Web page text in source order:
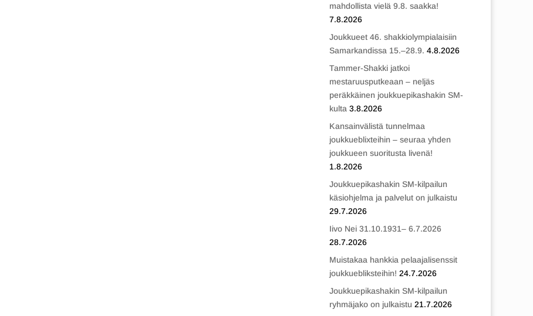
mahdollista vielä 9.8. saakka!
7.8.2026
Joukkueet 46. shakkiolympialaisiin
Samarkandissa 15.–28.9. 4.8.2026
Tammer-Shakki jatkoi
mestaruusputkeaan – neljäs
peräkkäinen joukkuepikashakin SM-
kulta 3.8.2026
Kansainvälistä tunnelmaa
joukkueblixteihin – seuraa yhden
joukkueen suoritusta livenä!
1.8.2026
Joukkuepikashakin SM-kilpailun
käsiohjelma ja palvelut on julkaistu
29.7.2026
Iivo Nei 31.10.1931– 6.7.2026
28.7.2026
Muistakaa hankkia pelaajalisenssit
joukkuebliksteihin! 24.7.2026
Joukkuepikashakin SM-kilpailun
ryhmäjako on julkaistu 21.7.2026